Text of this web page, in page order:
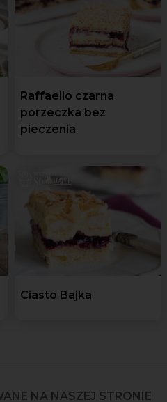
Raffaello czarna
porzeczka bez
pieczenia
Ciasto Bajka
NA NASZEJ STRONIE